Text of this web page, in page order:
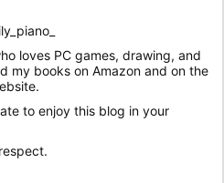
loves PC games, drawing, and
my books on Amazon and on the
to enjoy this blog in your